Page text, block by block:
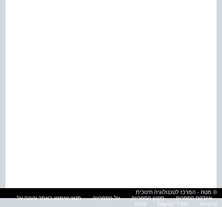
© מטח - המרכז לטכנולוגיה חינוכית
אינדקס הספרים
תקנון הספרייה על הספרייה
תנאי שימוש באתר והגנה על
פרטיות
הסדרי נגישות עזרה